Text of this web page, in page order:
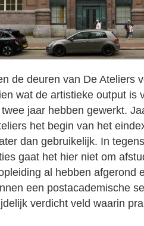
de deuren van De Ateliers
wat de artistieke output is
jaar hebben gewerkt.
het begin van het
dan gebruikelijk. In
gaat het hier niet om
al hebben afgerond
een postacademische
verdicht veld waarin